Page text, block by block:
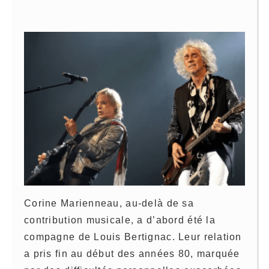
Corine Marienneau, au-delà de sa
contribution musicale, a d’abord été la
compagne de Louis Bertignac. Leur relation
a pris fin au début des années 80, marquée